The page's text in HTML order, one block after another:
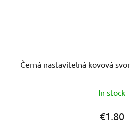
Černá nastavitelná kovová
In stock
€1,80